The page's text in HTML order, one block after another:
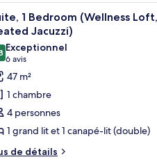
une douche et une vue sur
:
Un
18
1 Bedroom (Wellness
Jacuzzi)
sur 10
Exceptionnel
6 avis
(6 avis)
47 m²
1 chambre
4 personnes
1 grand lit et 1 canapé-lit (double)
de détails